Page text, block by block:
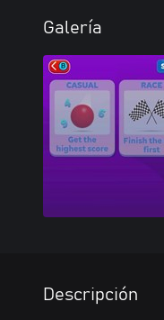
Galería
Descripción